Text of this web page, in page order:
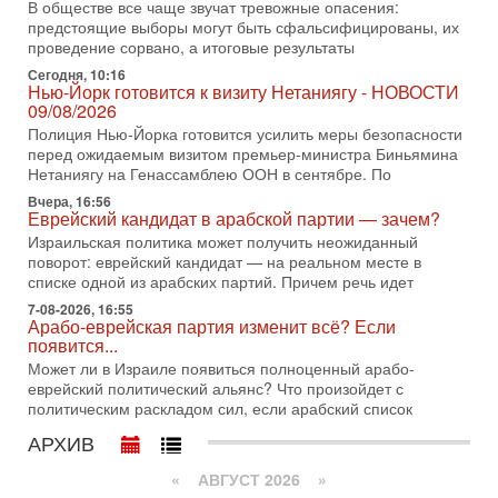
2-08-2026, 08:42
Трамп отменил удар по Ирану - НОВОСТИ
02/08/2026
Президент США Дональд Трамп сегодня заявил об отмене
подготовленного удара по Ирану после обращений
Тегерана и других стран региона. По его словам,
1-08-2026, 17:50
«Русский голос» Израиля: кто заберет его на этот
раз?
Голоса русскоязычных репатриантов не раз кардинально
меняли политический ландшафт Израиля. Достаточно
вспомнить взлет партии «Исраэль ба-алия», когда
31-07-2026, 17:00
Тайны закрытых дверей: о чём на самом деле
молчат Трамп и Нетаньяху?
Недавний визит премьер-министра Израиля Биньямина
Нетаньяху в США и его встреча с Дональдом Трампом
оставили больше вопросов, чем ответов. Полная
31-07-2026, 15:18
Иран готовит покушение на Нетаниягу! Трамп не
хочет эскалации, но КСИР готовит взрыв!
В эфире телеканала ITON-TV СЕРГЕЙ МИГДАЛЬ, эксперт
В обществе все чаще звучат тревожные опасения:
предстоящие выборы могут быть сфальсифицированы, их
проведение сорвано, а итоговые результаты
Сегодня, 10:16
Нью-Йорк готовится к визиту Нетаниягу - НОВОСТИ
09/08/2026
Полиция Нью-Йорка готовится усилить меры безопасности
перед ожидаемым визитом премьер-министра Биньямина
Нетаниягу на Генассамблею ООН в сентябре. По
Вчера, 16:56
Еврейский кандидат в арабской партии — зачем?
Израильская политика может получить неожиданный
поворот: еврейский кандидат — на реальном месте в
списке одной из арабских партий. Причем речь идет
7-08-2026, 16:55
Арабо-еврейская партия изменит всё? Если
появится...
Может ли в Израиле появиться полноценный арабо-
еврейский политический альянс? Что произойдет с
политическим раскладом сил, если арабский список
АРХИВ
« АВГУСТ 2026 »